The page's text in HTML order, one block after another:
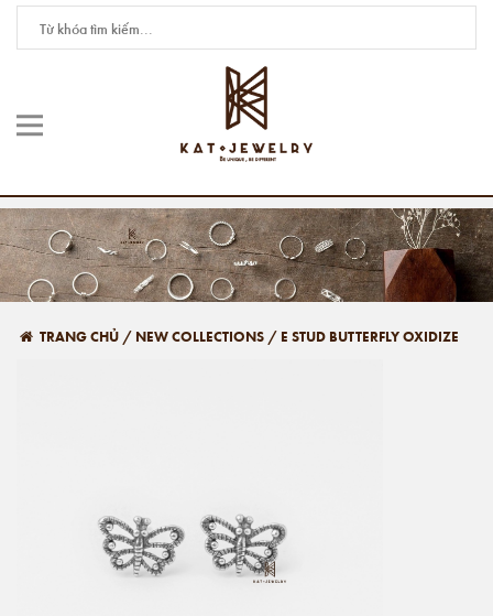
TRANG CHỦ / NEW COLLECTIONS / E STUD BUTTERFLY OXIDIZE